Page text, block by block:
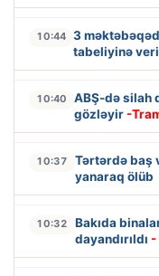
10:44 3
tabeliyinə
10:40
ABŞ-də silah
gözləyir -
10:37
Tərtərdə baş
yanaraq ölüb
10:32
Bakıda
dayandırıldı -